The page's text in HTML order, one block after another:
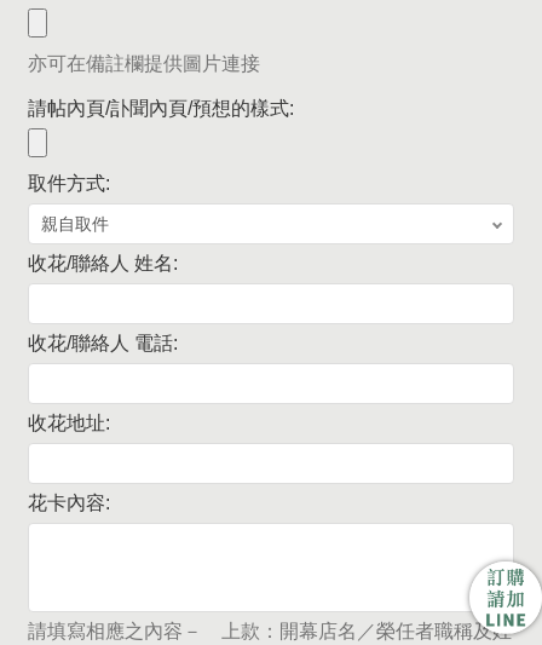
亦可在備註欄提供圖片連接
請帖內頁/訃聞內頁/預想的樣式:
取件方式:
收花/聯絡人 姓名:
收花/聯絡人 電話:
收花地址:
花卡內容:
請填寫相應之內容－ 上款：開幕店名／榮任者職稱及姓